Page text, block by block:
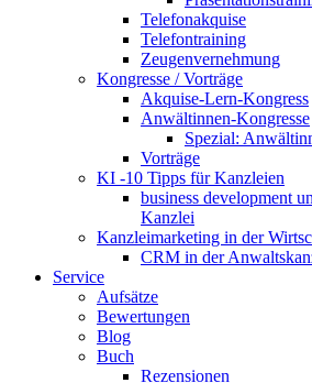
Telefonakquise
Telefontraining
Zeugenvernehmung
Kongresse / Vorträge
Akquise-Lern-Kongress
Anwältinnen-Kongresse
Spezial:
Vorträge
KI -10 Tipps für Kanzleien
business development
Kanzlei
Kanzleimarketing in der
CRM in der
Service
Aufsätze
Bewertungen
Blog
Buch
Rezensionen